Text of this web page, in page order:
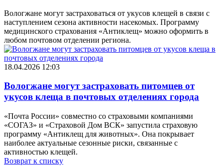
Вологжане могут застраховаться от укусов клещей в связи с
наступлением сезона активности насекомых. Программу
медицинского страхования «Антиклещ» можно оформить в
любом почтовом отделении региона.
18.04.2026 12:03
Вологжане могут застраховать питомцев от
укусов клеща в почтовых отделениях города
«Почта России» совместно со страховыми компаниями
«СОГАЗ» и «Страховой Дом ВСК» запустила страховую
программу «Антиклещ для животных». Она покрывает
наиболее актуальные сезонные риски, связанные с
активностью клещей.
Возврат к списку